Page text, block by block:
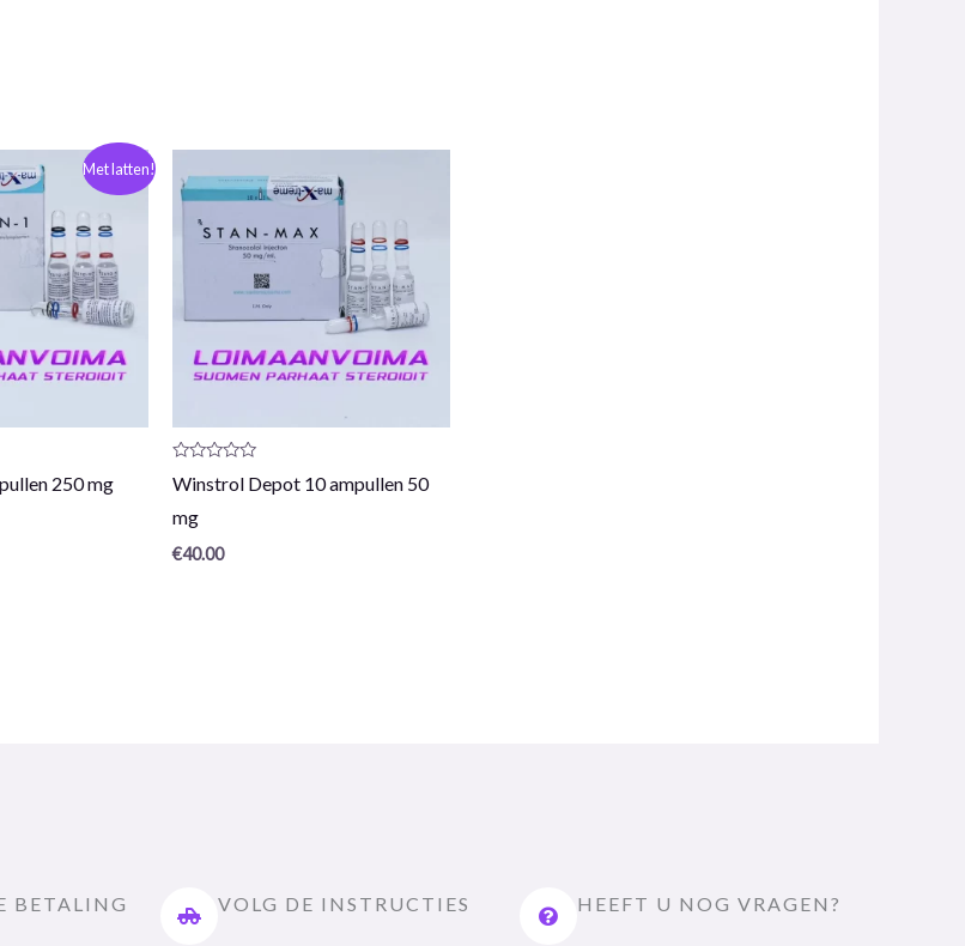
Met latten!
250 mg
Productrecensie:
0
5
Winstrol Depot 10 ampullen 50
mg
€40.00
BETALING VOLG DE INSTRUCTIES HEEFT U NOG VRAGEN?